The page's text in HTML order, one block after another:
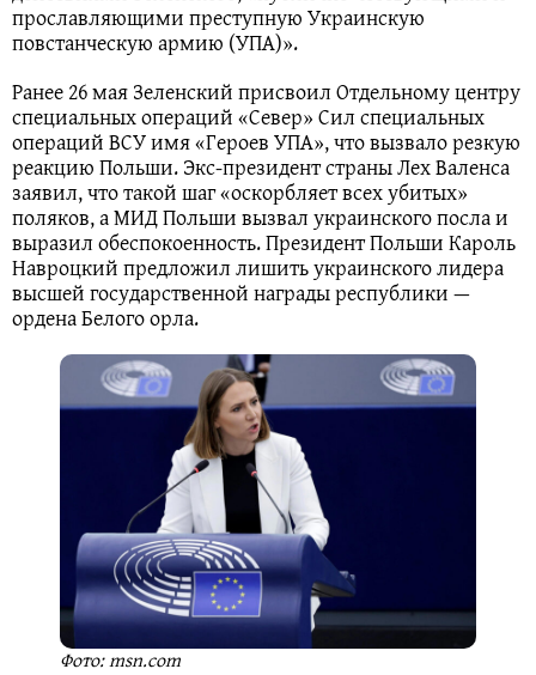
прославляющими преступную Украинскую
повстанческую армию (УПА)».
Ранее 26 мая Зеленский присвоил Отдельному центру
специальных операций «Север» Сил специальных
операций ВСУ имя «Героев УПА», что вызвало резкую
реакцию Польши. Экс-президент страны Лех Валенса
заявил, что такой шаг «оскорбляет всех убитых»
поляков, а МИД Польши вызвал украинского посла и
выразил обеспокоенность. Президент Польши Кароль
Навроцкий предложил лишить украинского лидера
высшей государственной награды республики —
ордена Белого орла.
Фото: msn.com